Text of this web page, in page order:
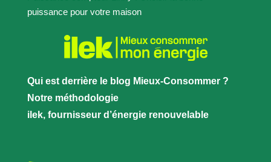
puissance pour votre maison
Qui est derrière le blog Mieux-Consommer ?
Notre méthodologie
ilek, fournisseur d’énergie renouvelable